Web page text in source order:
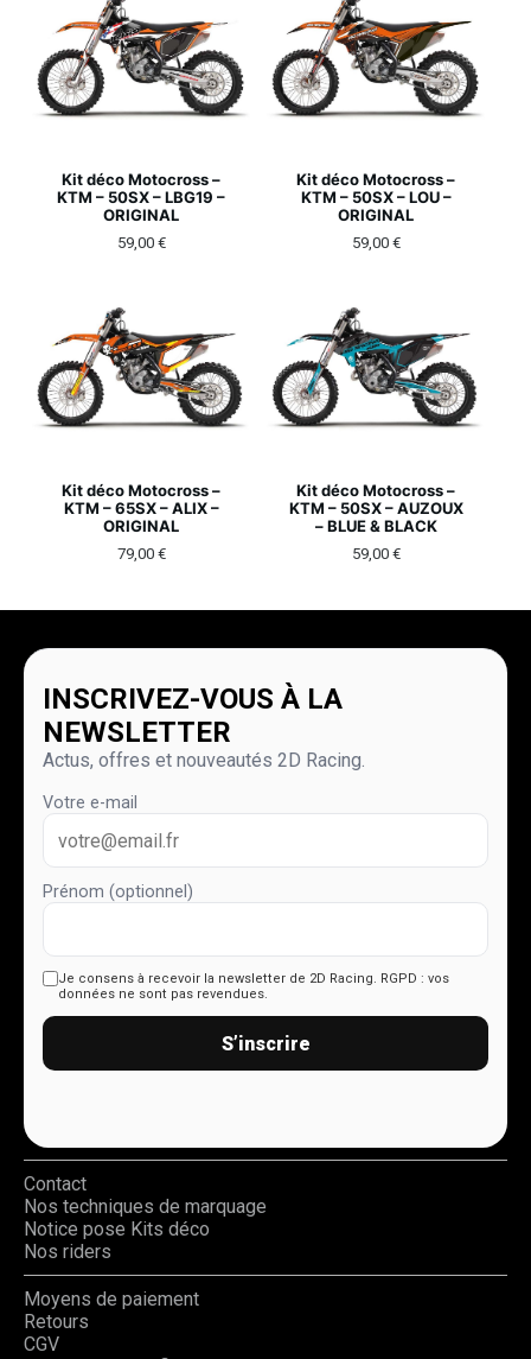
Kit déco Motocross –
KTM – 50SX – LBG19 –
ORIGINAL
59,00 €
Kit déco Motocross –
KTM – 50SX – LOU –
ORIGINAL
59,00 €
Kit déco Motocross –
KTM – 65SX – ALIX –
ORIGINAL
79,00 €
Kit déco Motocross –
KTM – 50SX – AUZOUX
– BLUE & BLACK
59,00 €
INSCRIVEZ-VOUS À LA
NEWSLETTER
Actus, offres et nouveautés 2D Racing.
Votre e-mail
Prénom (optionnel)
Je consens à recevoir la newsletter de 2D Racing. RGPD : vos
données ne sont pas revendues.
S’inscrire
Contact
Nos techniques de marquage
Notice pose Kits déco
Nos riders
Moyens de paiement
Retours
CGV